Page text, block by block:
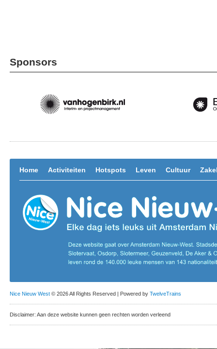
Sponsors
Home Activiteiten Hotspots Leven Cultuur
Nice Nieuw West © 2026 All Rights Reserved | Powered by TwelveTrains
Disclaimer: Aan deze website kunnen geen rechten worden verleend